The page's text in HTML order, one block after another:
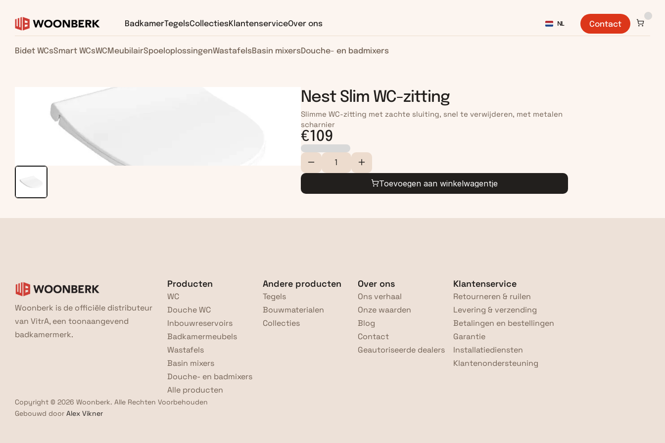
BadkamerTegelsCollectiesKlantenserviceOver ons NL Contact
Bidet WCsSmart WCsWC MeubilairSpoeloplossingenWastafelsBasin mixersDouche- en badmixers
Nest Slim WC-zitting
Slimme WC-zitting met zachte sluiting, snel te verwijderen, met metalen
scharnier
€109
Toevoegen aan winkelwagentje
Woonberk is de officiële distributeur
van VitrA, een toonaangevend
badkamermerk.
Producten
WC
Douche WC
Inbouwreservoirs
Badkamermeubels
Wastafels
Basin mixers
Douche- en badmixers
Alle producten
Andere producten
Tegels
Bouwmaterialen
Collecties
Over ons
Ons verhaal
Onze waarden
Blog
Contact
Geautoriseerde dealers
Klantenservice
Retourneren & ruilen
Levering & verzending
Betalingen en bestellingen
Garantie
Installatiediensten
Klantenondersteuning
Copyright © 2026 Woonberk. Alle Rechten Voorbehouden
Gebouwd door Alex Vikner